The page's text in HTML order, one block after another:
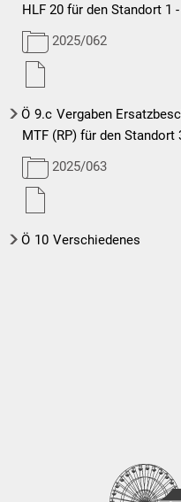
HLF 20 für den Standort 1
2025/062
Ö 9.c Vergaben
MTF (RP) für den
2025/063
Ö 10 Verschiedenes